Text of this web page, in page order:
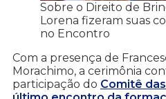
Sobre o Direito de
Lorena fizeram suas
no Encontro
Com a presença de
Morachimo, a cerimônia
participação do Comitê